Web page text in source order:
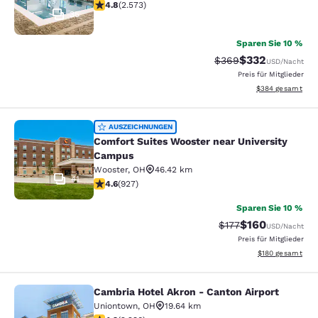
35
4.81-Sterne-Bewertung. Außergewöhnlich. 2573
4.8(2.573)
Sparen Sie 10 %
Durchgestrichener
$369Vergünstigter
$332USD/Nacht
Preis für Mitglieder
Geschätzte
$384 gesamt
Comfort Suites Wooster near
41
AUSZEICHNUNGEN
Comfort Suites Wooster near University
Campus
Wooster, OH
46.42 km
4.64-Sterne-Bewertung. Außergewöhnlich. 927
4.6(927)
Sparen Sie 10 %
Durchgestrichener
$177Vergünstigter
$160USD/Nacht
Preis für Mitglieder
Geschätzte
$180 gesamt
Cambria Hotel Akron - Canton
Cambria Hotel Akron - Canton Airport
Uniontown, OH
19.64 km